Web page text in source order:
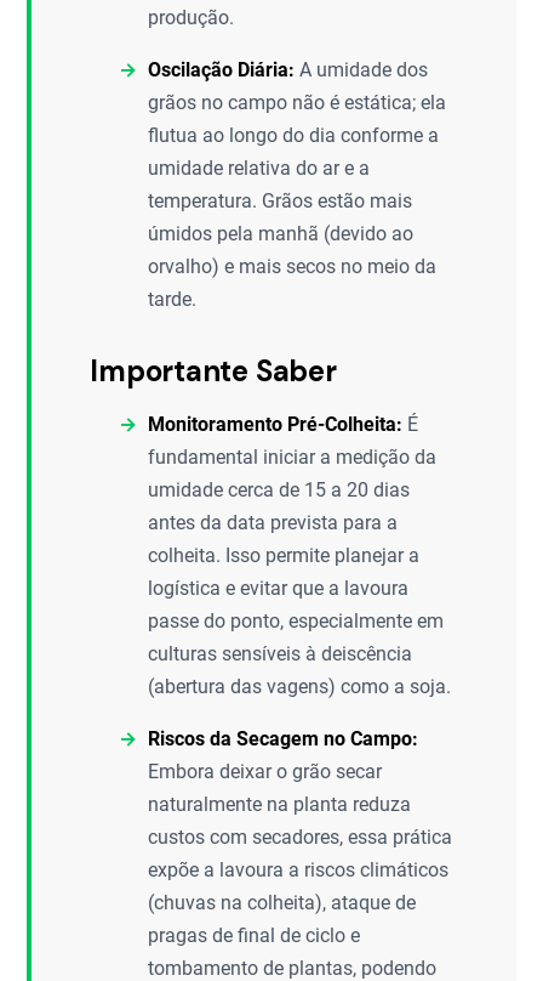
produção.
Oscilação Diária: A umidade dos
grãos no campo não é estática; ela
flutua ao longo do dia conforme a
umidade relativa do ar e a
temperatura. Grãos estão mais
úmidos pela manhã (devido ao
orvalho) e mais secos no meio da
tarde.
Importante Saber
Monitoramento Pré-Colheita: É
fundamental iniciar a medição da
umidade cerca de 15 a 20 dias
antes da data prevista para a
colheita. Isso permite planejar a
logística e evitar que a lavoura
passe do ponto, especialmente em
culturas sensíveis à deiscência
(abertura das vagens) como a soja.
Riscos da Secagem no Campo:
Embora deixar o grão secar
naturalmente na planta reduza
custos com secadores, essa prática
expõe a lavoura a riscos climáticos
(chuvas na colheita), ataque de
pragas de final de ciclo e
tombamento de plantas, podendo